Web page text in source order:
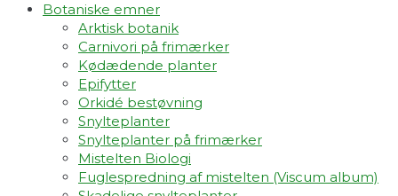
Botaniske emner
Arktisk botanik
Carnivori på frimærker
Kødædende planter
Epifytter
Orkidé bestøvning
Snylteplanter
Snylteplanter på frimærker
Mistelten Biologi
Fuglespredning af mistelten (Viscum album)​